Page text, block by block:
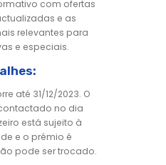
com ofertas
e as
relevantes para
e especiais.
até 31/12/2023. O
no dia
está sujeito à
e o prémio é
pode ser trocado.